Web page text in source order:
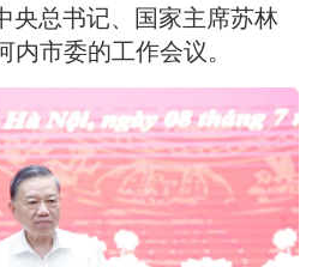
央总书记、国家主席苏林
市委的工作会议。